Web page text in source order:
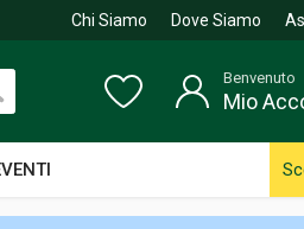
Chi Siamo Dove Siamo
Benvenuto
Mio